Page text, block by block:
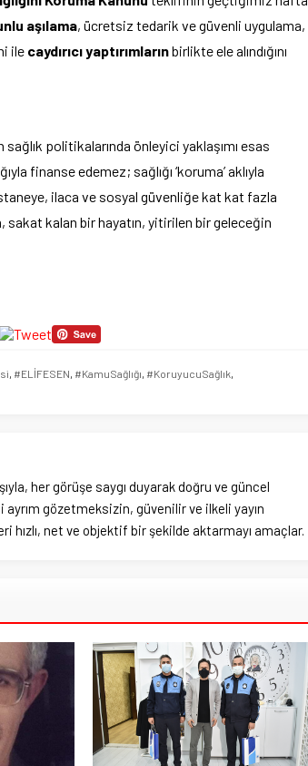
aşılama, ücretsiz tedarik ve güvenli uygulama,
ile caydırıcı yaptırımlarınbirlikte ele alındığını
politikalarında önleyici yaklaşımı esas
finanse edemez; sağlığı ‘koruma’ aklıyla
ilaca ve sosyal güvenliğe kat kat fazla
sakat kalan bir hayatın, yitirilen bir geleceğin
, #ELİFESEN, #KamuSağlığı, #KoruyucuSağlık,
her görüşe saygı duyarak doğru ve güncel
gözetmeksizin, güvenilir ve ilkeli yayın
net ve objektif bir şekilde aktarmayı amaçlar.